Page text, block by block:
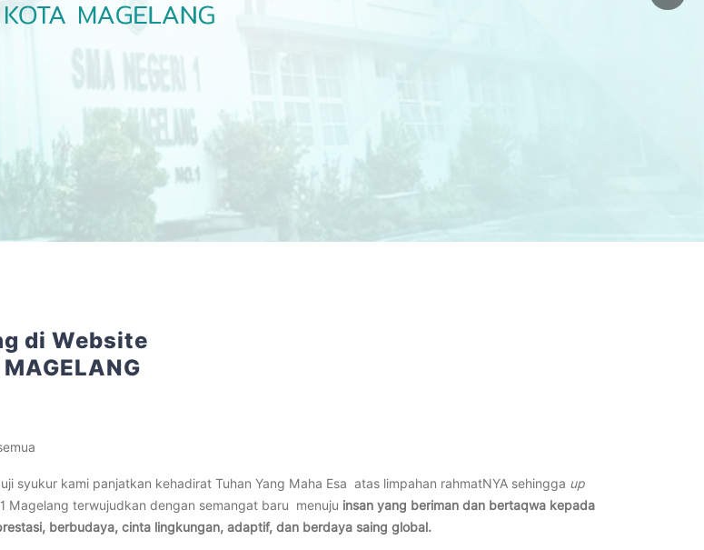
di Website
MAGELANG
syukur kami panjatkan kehadirat Tuhan Yang Maha Esa atas limpahan rahmatNYA sehingga up
Magelang terwujudkan dengan semangat baru menuju insan yang beriman dan bertaqwa kepada
berbudaya, cinta lingkungan, adaptif, dan berdaya saing global.